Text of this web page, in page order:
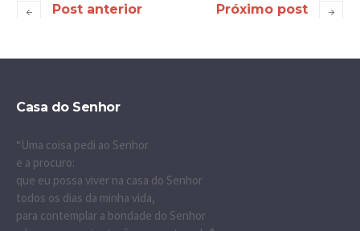
Post anterior Próximo post
Casa do Senhor
“Uma coisa pedi ao Senhor
e a procuro:
que eu possa viver na casa do Senhor
todos os dias da minha vida,
para contemplar a bondade do Senhor